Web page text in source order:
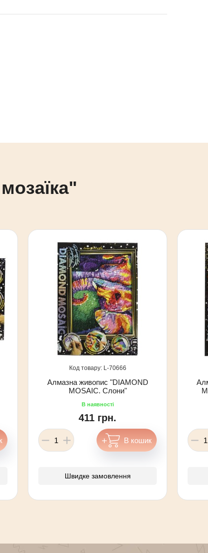
70666
Алмазна живопис "DIAMOND
MOSAIC. Слони"
411 грн.
Швидке замовлення